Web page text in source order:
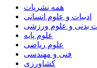
همه نشریات
ادبیات و علوم انسانی
بدنی و علوم ورزشی
علوم پایه
علوم ریاضی
فنی و مهندسی
کشاورزی